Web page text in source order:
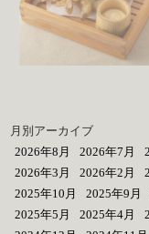
月別アーカイブ
2026年8月
2026年7月
2026年3月
2026年2月
2025年10月
2025年9月
2025年5月
2025年4月